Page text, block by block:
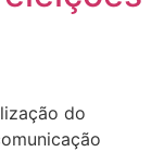
do